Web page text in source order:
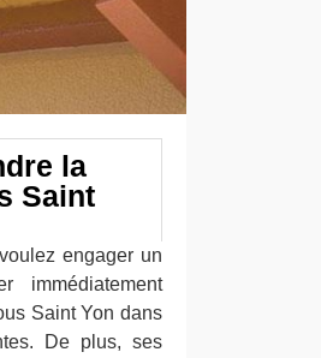
la
Saint
engager un
immédiatement
Saint Yon dans
De plus, ses